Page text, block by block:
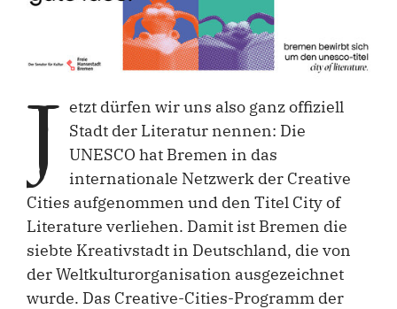
J etzt dürfen wir uns also ganz offiziell
Stadt der Literatur nennen: Die
UNESCO hat Bremen in das
internationale Netzwerk der Creative
Cities aufgenommen und den Titel City of
Literature verliehen. Damit ist Bremen die
siebte Kreativstadt in Deutschland, die von
der Weltkulturorganisation ausgezeichnet
wurde. Das Creative-Cities-Programm der